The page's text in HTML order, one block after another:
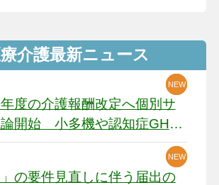
療介護最新ニュース
度の介護報酬改定へ個別サ
開始 小多機や認知症GH、
境に危機感
NEW
NEW
NEW
」の要件見直しに伴う届出の
NEW
NEW